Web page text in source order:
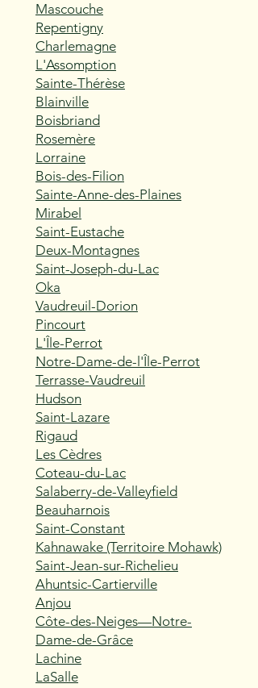
Mascouche
Repentigny
Charlemagne
L'Assomption
Sainte-Thérèse
Blainville
Boisbriand
Rosemère
Lorraine
Bois-des-Filion
Sainte-Anne-des-Plaines
Mirabel
Saint-Eustache
Deux-Montagnes
Saint-Joseph-du-Lac
Oka
Vaudreuil-Dorion
Pincourt
L'Île-Perrot
Notre-Dame-de-l'Île-Perrot
Terrasse-Vaudreuil
Hudson
Saint-Lazare
Rigaud
Les Cèdres
Coteau-du-Lac
Salaberry-de-Valleyfield
Beauharnois
Saint-Constant
Kahnawake (Territoire Mohawk)
Saint-Jean-sur-Richelieu
Ahuntsic-Cartierville
Anjou
Côte-des-Neiges—Notre-
Dame-de-Grâce
Lachine
LaSalle